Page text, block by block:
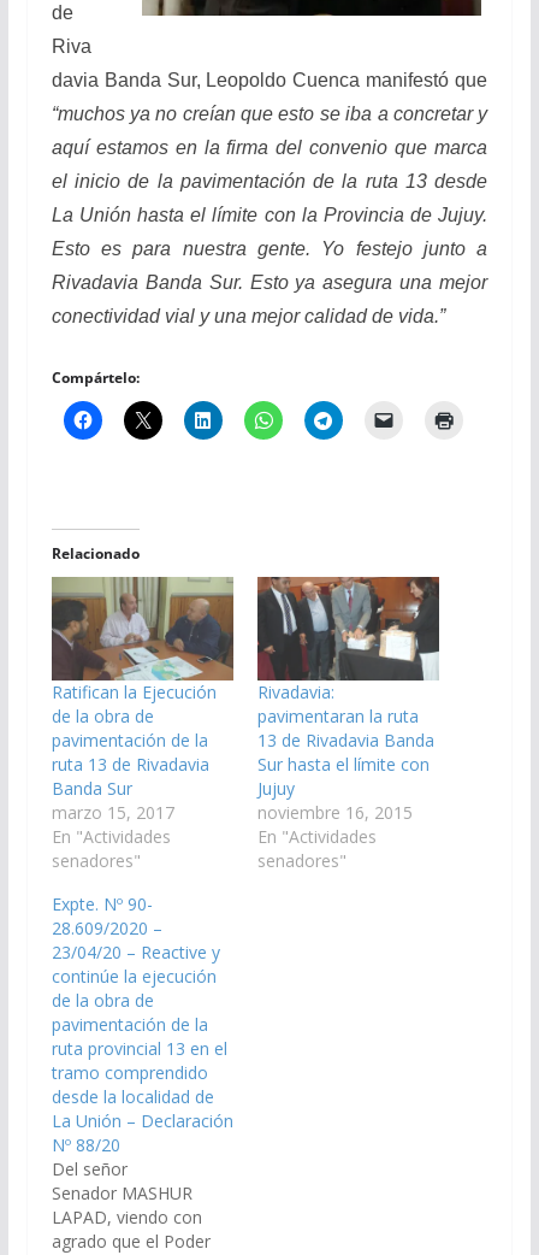
de
Riva
davia Banda Sur, Leopoldo Cuenca manifestó que
“muchos ya no creían que esto se iba a concretar y
aquí estamos en la firma del convenio que marca
el inicio de la pavimentación de la ruta 13 desde
La Unión hasta el límite con la Provincia de Jujuy.
Esto es para nuestra gente. Yo festejo junto a
Rivadavia Banda Sur. Esto ya asegura una mejor
conectividad vial y una mejor calidad de vida.”
Compártelo:
Relacionado
Ratifican la Ejecución
de la obra de
pavimentación de la
ruta 13 de Rivadavia
Banda Sur
marzo 15, 2017
En "Actividades
senadores"
Rivadavia:
pavimentaran la ruta
13 de Rivadavia Banda
Sur hasta el límite con
Jujuy
noviembre 16, 2015
En "Actividades
senadores"
Expte. Nº 90-
28.609/2020 –
23/04/20 – Reactive y
continúe la ejecución
de la obra de
pavimentación de la
ruta provincial 13 en el
tramo comprendido
desde la localidad de
La Unión – Declaración
Nº 88/20
Del señor
Senador MASHUR
LAPAD, viendo con
agrado que el Poder